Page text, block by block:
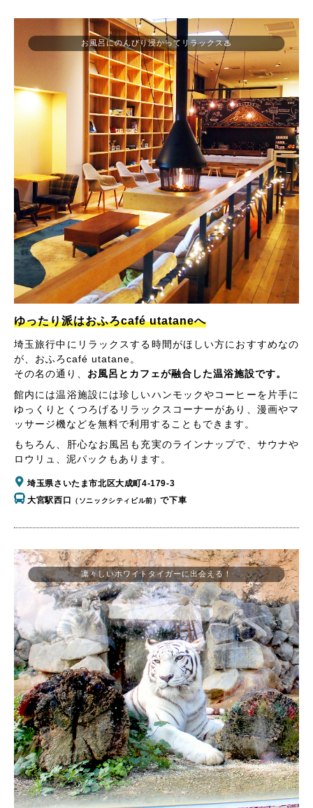
ゆったり派はおふろcafé utataneへ
埼玉旅行中にリラックスする時間がほしい方におすすめなの
が、おふろcafé utatane。
その名の通り、 お風呂とカフェが融合した温浴施設です。
館内には温浴施設には珍しいハンモックやコーヒーを片手に
ゆっくりとくつろげるリラックスコーナーがあり、漫画やマ
ッサージ機などを無料で利用することもできます。
もちろん、肝心なお風呂も充実のラインナップで、サウナや
ロウリュ、泥パックもあります。
埼玉県さいたま市北区大成町4-179-3
大宮駅西口
（ソニックシティビル前）で下車
お風呂にのんびり浸かってリラックス♨
凛々しいホワイトタイガーに出会える！